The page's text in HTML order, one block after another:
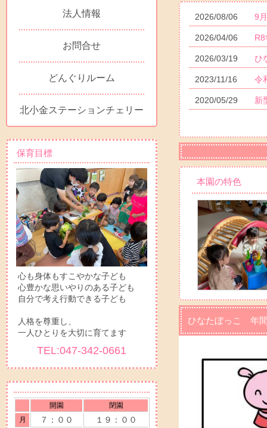
法人情報
お問合せ
どんぐりルーム
北小金ステーションチェリー
保育目標
心も身体もすこやかな子ども
心豊かな思いやりのある子ども
自分で考え行動できる子ども
人格を尊重し、
一人ひとりを大切に育てます
TEL:047-342-0661
開園
閉園
月
７：００ １９：００
2026/08/06 9
2026/04/06
2026/03/19 ひ
2023/11/16 令
2020/05/29 新
本園の特色
ひなたぼっこ 年